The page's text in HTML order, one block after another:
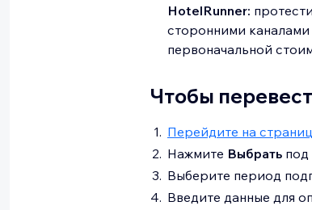
HotelRunner:
сторонними
первоначальной
Чтобы
Перейдите на
Нажмите Выбрать под
Выберите период
Введите данные для